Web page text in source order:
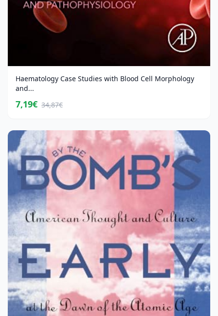
Haematology Case Studies with Blood Cell Morphology
and...
7,19€ 34,87€